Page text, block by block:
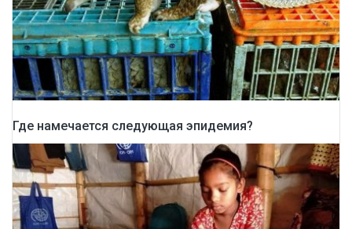
Где намечается следующая эпидемия?